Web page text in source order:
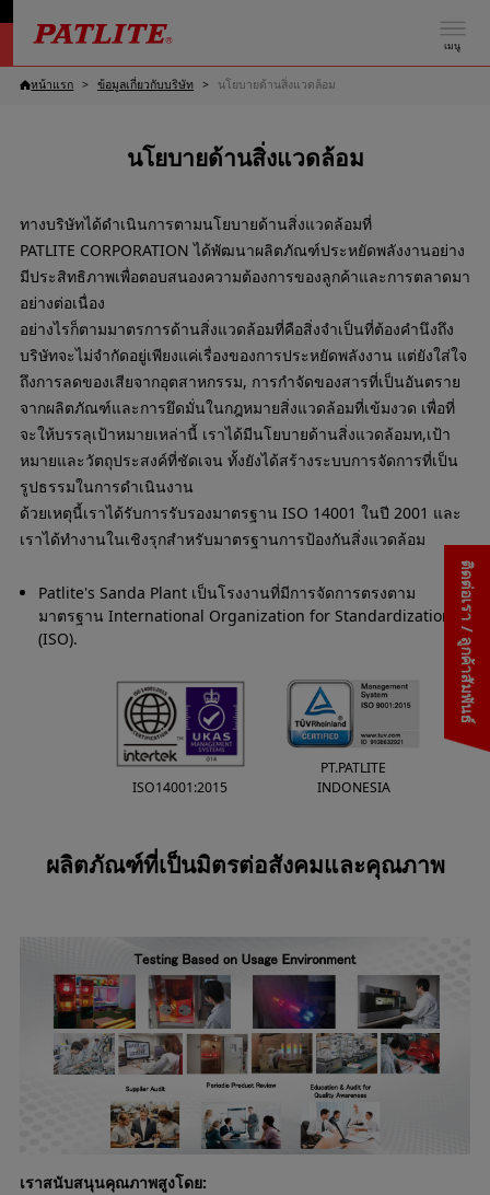
เมนู
ติดต่อเรา / ลูกค้าสัมพันธ์
หน้าแรก ข้อมูลเกี่ยวกับบริษัท นโยบายด้านสิ่งแวดล้อม
นโยบายด้านสิ่งแวดล้อม
ทางบริษัทได้ดำเนินการตามนโยบายด้านสิ่งแวดล้อมที่
PATLITE CORPORATION ได้พัฒนาผลิตภัณฑ์ประหยัดพลังงานอย่าง
มีประสิทธิภาพเพื่อตอบสนองความต้องการของลูกค้าและการตลาดมา
อย่างต่อเนื่อง
อย่างไรก็ตามมาตรการด้านสิ่งแวดล้อมที่คือสิ่งจำเป็นที่ต้องคำนึงถึง
บริษัทจะไม่จำกัดอยู่เพียงแค่เรื่องของการประหยัดพลังงาน แต่ยังใส่ใจ
ถึงการลดของเสียจากอุตสาหกรรม, การกำจัดของสารที่เป็นอันตราย
จากผลิตภัณฑ์และการยึดมั่นในกฎหมายสิ่งแวดล้อมที่เข้มงวด เพื่อที่
จะให้บรรลุเป้าหมายเหล่านี้ เราได้มีนโยบายด้านสิ่งแวดล้อมท,เป้า
หมายและวัตถุประสงค์ที่ชัดเจน ทั้งยังได้สร้างระบบการจัดการที่เป็น
รูปธรรมในการดำเนินงาน
ด้วยเหตุนี้เราได้รับการรับรองมาตรฐาน ISO 14001 ในปี 2001 และ
เราได้ทำงานในเชิงรุกสำหรับมาตรฐานการป้องกันสิ่งแวดล้อม
Patlite's Sanda Plant เป็นโรงงานที่มีการจัดการตรงตาม
มาตรฐาน International Organization for Standardization
(ISO).
ISO14001:2015
PT.PATLITE
INDONESIA
ผลิตภัณฑ์ที่เป็นมิตรต่อสังคมและคุณภาพ
เราสนับสนุนคุณภาพสูงโดย: